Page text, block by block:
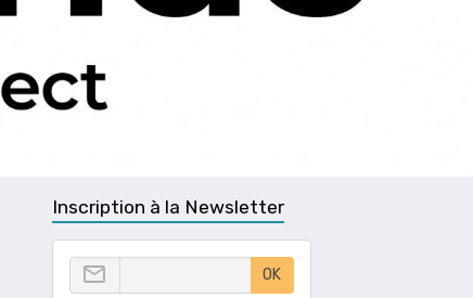
Inscription à la Newsletter
OK